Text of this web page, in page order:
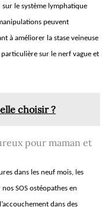
le système lymphatique
peuvent
à améliorer la stase veineuse
sur le nerf vague et
choisir ?
pour maman et
dans les neuf mois, les
SOS ostéopathes en
dans des